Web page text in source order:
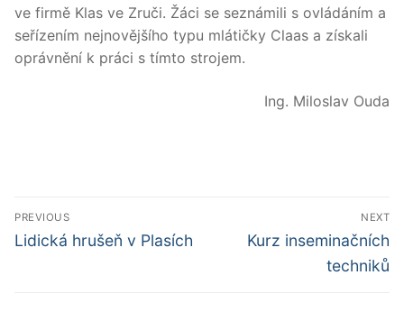
ve firmě Klas ve Zruči. Žáci se seznámili s ovládáním a
seřízením nejnovějšího typu mlátičky Claas a získali
oprávnění k práci s tímto strojem.
Ing. Miloslav Ouda
Navigace
pro
PREVIOUS
Předchozí
Lidická hrušeň v Plasích
NEXT
Další
Kurz inseminačních
techniků